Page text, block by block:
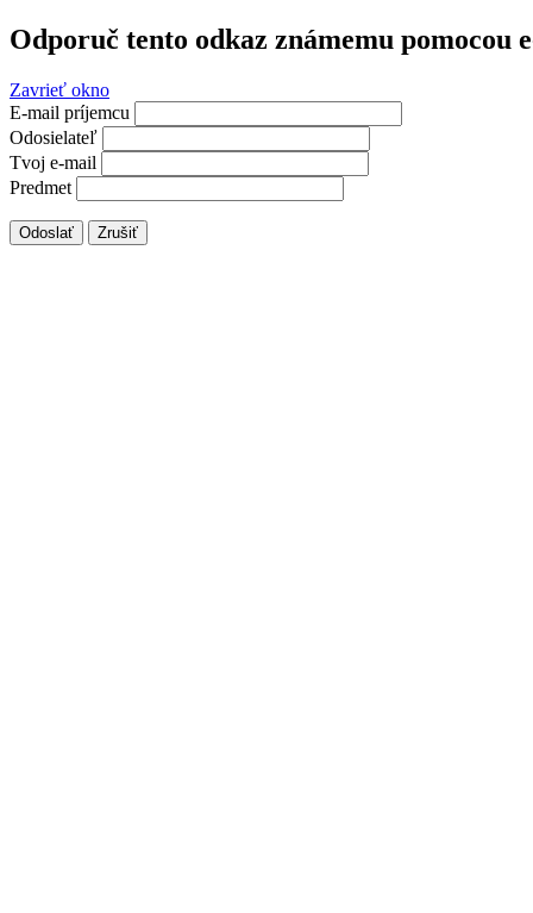
Odporuč tento odkaz známemu pomocou
Zavrieť okno
E-mail príjemcu
Odosielateľ
Tvoj e-mail
Predmet
Odoslať Zrušiť